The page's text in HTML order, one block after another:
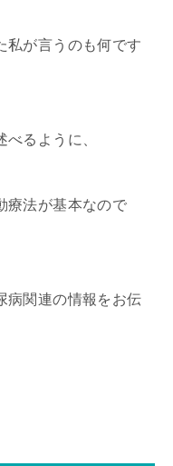
私が言うのも何です
べるように、
療法が基本なので
病関連の情報をお伝